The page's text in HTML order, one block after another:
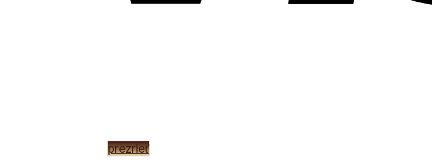
prezrieť